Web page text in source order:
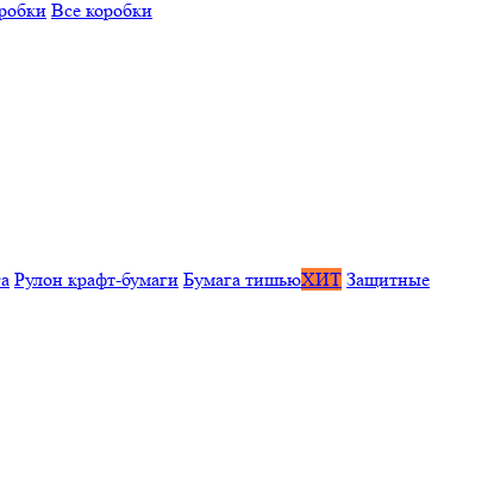
Все коробки
Рулон крафт-бумаги Бумага тишьюХИТ Защитные